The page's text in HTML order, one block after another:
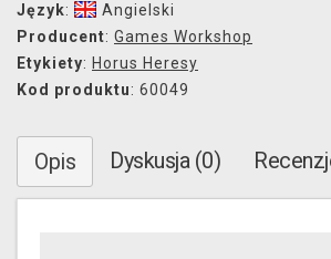
Język:
Angielski
Producent: Games Workshop
Etykiety: Horus Heresy
Kod produktu: 60049
Opis Dyskusja (0)